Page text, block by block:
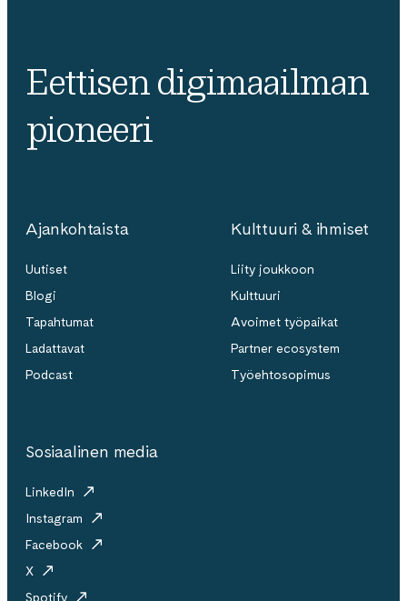
Eettisen digimaailman
pioneeri
Ajankohtaista
Uutiset
Blogi
Tapahtumat
Ladattavat
Podcast
Kulttuuri & ihmiset
Liity joukkoon
Kulttuuri
Avoimet työpaikat
Partner ecosystem
Työehtosopimus
Sosiaalinen media
LinkedIn
Instagram
Facebook
X
Spotify